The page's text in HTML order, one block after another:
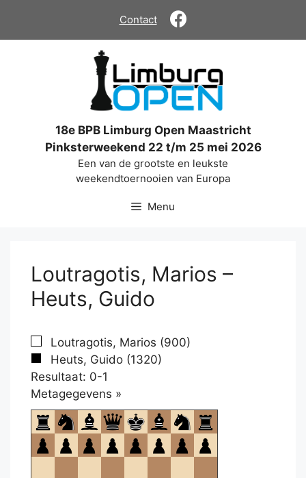
de
Contact
18e BPB Limburg Open Maastricht
Pinksterweekend 22 t/m 25 mei 2026
Een van de grootste en leukste
weekendtoernooien van Europa
Menu
Loutragotis, Marios –
Heuts, Guido
Loutragotis, Marios (900)
Heuts, Guido (1320)
Resultaat: 0-1
Metagegevens »
om
te
openen.